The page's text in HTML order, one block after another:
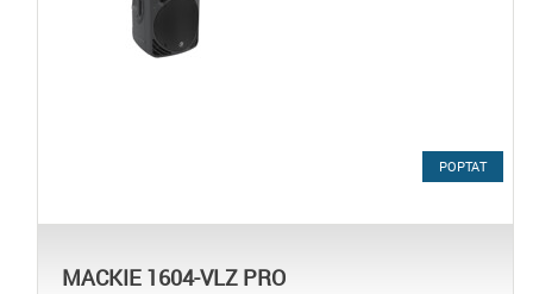
POPTAT
MACKIE 1604-VLZ PRO